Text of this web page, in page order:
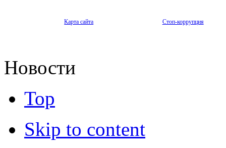
Карта сайта Стоп-коррупция
Новости
Top
Skip to content